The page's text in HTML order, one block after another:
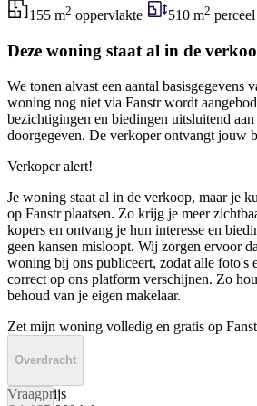
155 m2 oppervlakte 510 m2 perceel
Deze woning staat al in de
We tonen alvast een aantal basisgegevens
woning nog niet via Fanstr wordt
bezichtigingen en biedingen uitsluitend aan
doorgegeven. De verkoper ontvangt jouw
Verkoper alert!
Je woning staat al in de verkoop, maar je
op Fanstr plaatsen. Zo krijg je meer
kopers en ontvang je hun interesse en
geen kansen misloopt. Wij zorgen ervoor
woning bij ons publiceert, zodat alle foto's
correct op ons platform verschijnen. Zo
behoud van je eigen makelaar.
Zet mijn woning volledig en gratis op
Overdracht
Vraagprijs